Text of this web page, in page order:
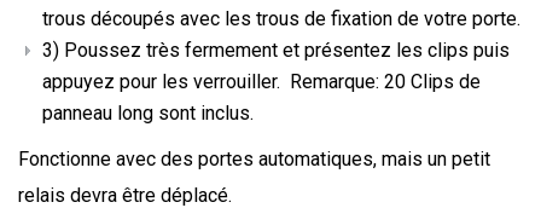
trous découpés avec les trous de fixation de votre porte.
3) Poussez très fermement et présentez les clips puis
appuyez pour les verrouiller. Remarque: 20 Clips de
panneau long sont inclus.
Fonctionne avec des portes automatiques, mais un petit
relais devra être déplacé.